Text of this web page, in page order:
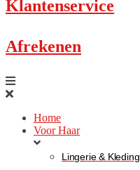
Klantenservice
Afrekenen
Home
Voor Haar
Lingerie & Kleding